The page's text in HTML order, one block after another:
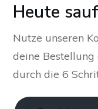
Heute
Nutze unseren
deine
durch die 6